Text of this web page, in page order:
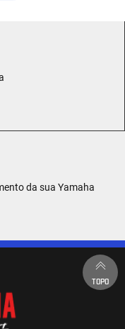
da sua Yamaha
TOPO